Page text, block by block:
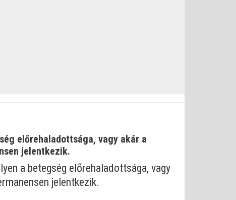
előrehaladottsága, vagy akár a
jelentkezik.
a betegség előrehaladottsága, vagy
jelentkezik.